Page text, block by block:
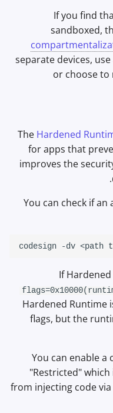
If you find
sandboxed,
separate devices,
or choose to
The Hardened
for apps that
improves the
You can check if
codesign -dv <path
If
Hardened Runtime
flags, but the
You can enable
"Restricted"
from injecting code via